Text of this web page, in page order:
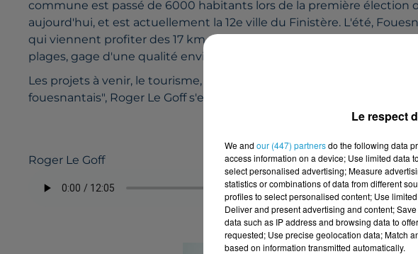
commune est passé de 6000 habitants lors de la première élection
aujourd'hui, et est actuellement la 12e ville du Finistère. L'été,
qui viennent profiter des 17 km de littoral. La commune a également
plages, gage d'une qualité environnementale exemplaire.
Les projets à venir, le tourisme, ses souhaits pour l'avenir, mais aussi
fouesnantais", Roger Le Goff s'est confié sur RMN.
Roger Le Goff
Le respect
We and our (447) partnersdo the following data
access information on a device; Use limited data
select personalised advertising; Measure
statistics or combinations of data from different
profiles to select personalised content; Use
Deliver and present advertising and content;
data such as IP address and browsing data to
requested; Use precise geolocation data; Match
based on information transmitted automatically.